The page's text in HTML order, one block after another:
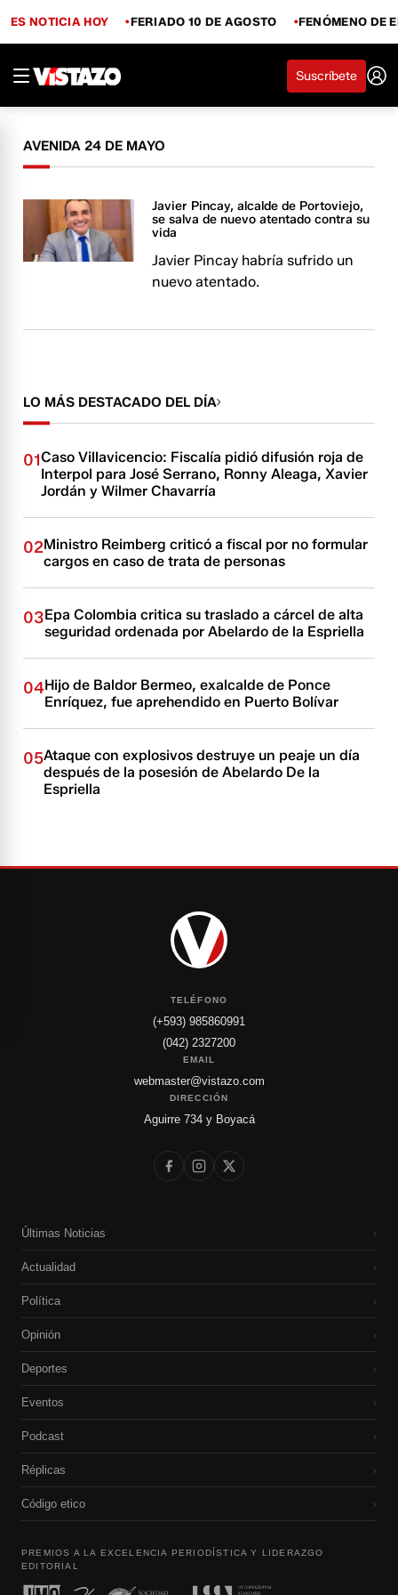
ES NOTICIA HOY FERIADO 10 DE AGOSTO FENÓMENO DE
Suscríbete
AVENIDA 24 DE MAYO
Javier Pincay, alcalde de Portoviejo,
se salva de nuevo atentado contra su
vida
Javier Pincay habría sufrido un
nuevo atentado.
LO MÁS DESTACADO DEL DÍA
01Caso Villavicencio: Fiscalía pidió difusión roja de
Interpol para José Serrano, Ronny Aleaga, Xavier
Jordán y Wilmer Chavarría
02Ministro Reimberg criticó a fiscal por no formular
cargos en caso de trata de personas
03Epa Colombia critica su traslado a cárcel de alta
seguridad ordenada por Abelardo de la Espriella
04Hijo de Baldor Bermeo, exalcalde de Ponce
Enríquez, fue aprehendido en Puerto Bolívar
05Ataque con explosivos destruye un peaje un día
después de la posesión de Abelardo De la
Espriella
TELÉFONO
(+593) 985860991
(042) 2327200
EMAIL
webmaster@vistazo.com
DIRECCIÓN
Aguirre 734 y Boyacá
Últimas Noticias ›
Actualidad ›
Política ›
Opinión ›
Deportes ›
Eventos ›
Podcast ›
Réplicas ›
Código etico ›
PREMIOS A LA EXCELENCIA PERIODÍSTICA Y LIDERAZGO
EDITORIAL